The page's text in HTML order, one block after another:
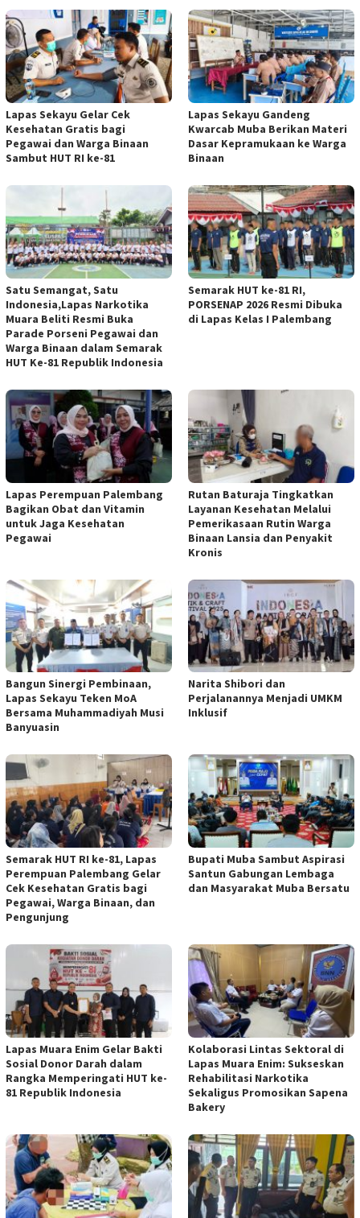
Lapas Sekayu Gelar Cek
Kesehatan Gratis bagi
Pegawai dan Warga Binaan
Sambut HUT RI ke-81
Lapas Sekayu Gandeng
Kwarcab Muba Berikan Materi
Dasar Kepramukaan ke Warga
Binaan
Satu Semangat, Satu
Indonesia,Lapas Narkotika
Muara Beliti Resmi Buka
Parade Porseni Pegawai dan
Warga Binaan dalam Semarak
HUT Ke-81 Republik Indonesia
Semarak HUT ke-81 RI,
PORSENAP 2026 Resmi Dibuka
di Lapas Kelas I Palembang
Lapas Perempuan Palembang
Bagikan Obat dan Vitamin
untuk Jaga Kesehatan
Pegawai
Rutan Baturaja Tingkatkan
Layanan Kesehatan Melalui
Pemerikasaan Rutin Warga
Binaan Lansia dan Penyakit
Kronis
Bangun Sinergi Pembinaan,
Lapas Sekayu Teken MoA
Bersama Muhammadiyah Musi
Banyuasin
Narita Shibori dan
Perjalanannya Menjadi UMKM
Inklusif
Semarak HUT RI ke-81, Lapas
Perempuan Palembang Gelar
Cek Kesehatan Gratis bagi
Pegawai, Warga Binaan, dan
Pengunjung
Bupati Muba Sambut Aspirasi
Santun Gabungan Lembaga
dan Masyarakat Muba Bersatu
Lapas Muara Enim Gelar Bakti
Sosial Donor Darah dalam
Rangka Memperingati HUT ke-
81 Republik Indonesia
Kolaborasi Lintas Sektoral di
Lapas Muara Enim: Sukseskan
Rehabilitasi Narkotika
Sekaligus Promosikan Sapena
Bakery